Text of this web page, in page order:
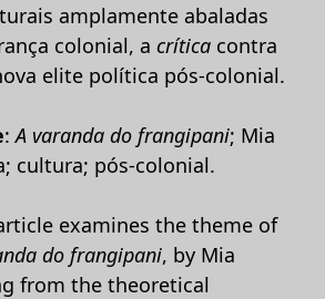
amplamente abaladas
colonial, a crítica contra
elite política pós-colonial.
:A varanda do frangipani; Mia
cultura; pós-colonial.
examines the theme of
do frangipani, by Mia
from the theoretical